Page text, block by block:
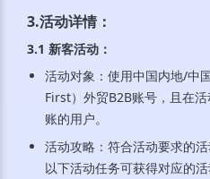
3.活动详情：
3.1 新客活动 ：
活动对象：使用中国内地/中
First）外贸B2B账号，且在
账的用户。
活动攻略：符合活动要求的
以下活动任务可获得对应的活